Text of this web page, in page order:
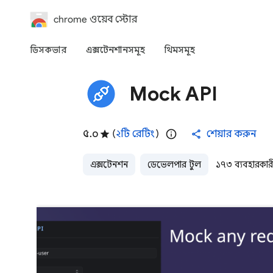
chrome ওয়েব স্টোর
ডিসকভার এক্সটেনশানসমূহ থিমসমূহ
Mock API
৫.০ (২টি রেটিং) শেয়ার করুন
এক্সটেনশন ডেভেলপার টুল ১৭৩